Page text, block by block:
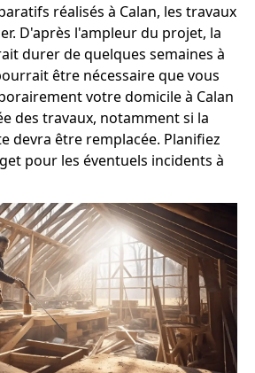
réalisés à Calan, les travaux
D'après l'ampleur du projet, la
durer de quelques semaines à
être nécessaire que vous
votre domicile à Calan
des travaux, notamment si la
devra être remplacée. Planifiez
pour les éventuels incidents à